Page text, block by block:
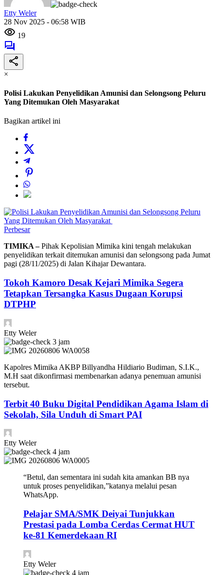
Etty Weler
28 Nov 2025 - 06:58 WIB
19
×
Polisi Lakukan Penyelidikan Amunisi dan Selongsong Peluru
Yang Ditemukan Oleh Masyarakat
Bagikan artikel ini
Perbesar
TIMIKA –Pihak Kepolisian Mimika kini tengah melakukan
penyelidikan terkait ditemukan amunisi dan selongsong pada Jumat
pagi (28/11/2025) di Jalan Kihajar Dewantara.
Tokoh Kamoro Desak Kejari Mimika Segera
Tetapkan Tersangka Kasus Dugaan Korupsi
DTPHP
Etty Weler
3 jam
Kapolres Mimika AKBP Billyandha Hildiario Budiman, S.I.K.,
M.H saat dikonfirmasi membenarkan adanya penemuan amunisi
tersebut.
Terbit 40 Buku Digital Pendidikan Agama Islam di
Sekolah, Sila Unduh di Smart PAI
Etty Weler
4 jam
“Betul, dan sementara ini sudah kita amankan BB nya
untuk proses penyelidikan,”katanya melalui pesan
WhatsApp.
Pelajar SMA/SMK Deiyai Tunjukkan
Prestasi pada Lomba Cerdas Cermat HUT
ke-81 Kemerdekaan RI
Etty Weler
4 jam